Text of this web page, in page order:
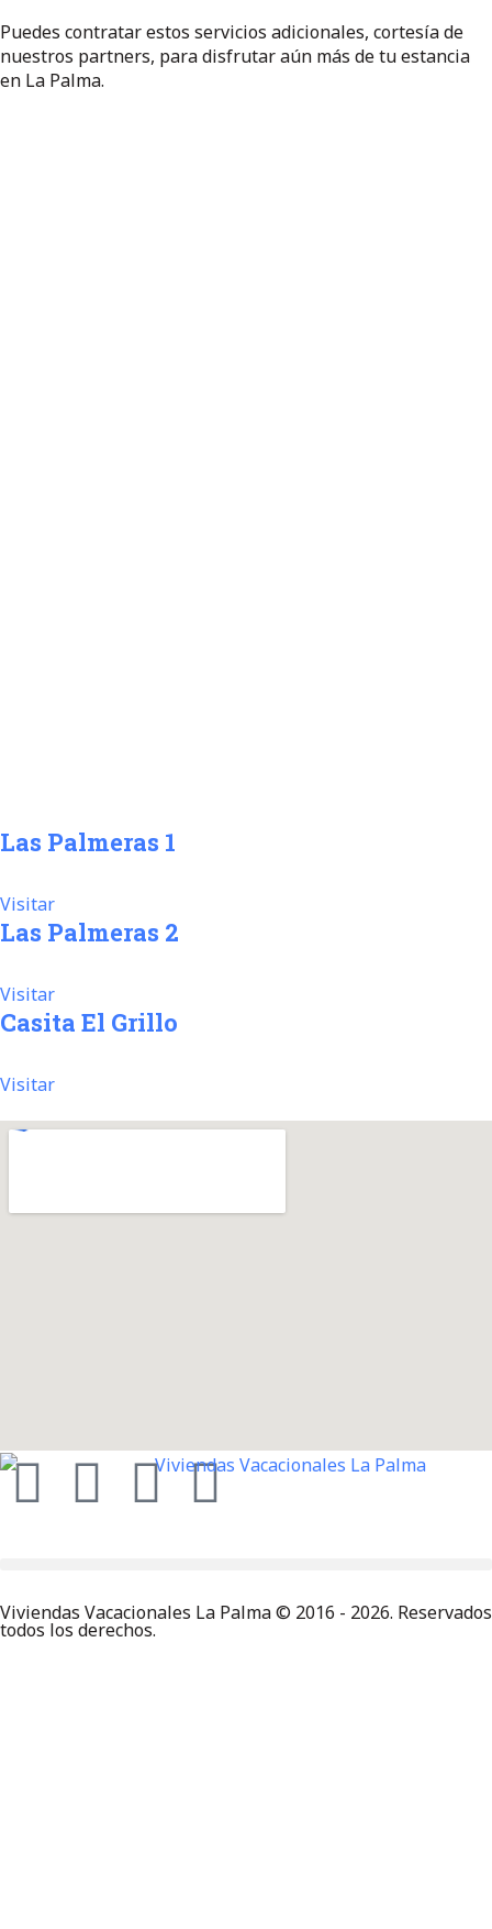
Puedes contratar estos servicios adicionales, cortesía de
nuestros partners, para disfrutar aún más de tu estancia
en La Palma.
Las Palmeras 1
Visitar
Las Palmeras 2
Visitar
Casita El Grillo
Visitar
Viviendas Vacacionales La Palma © 2016 - 2026. Reservados
todos los derechos.